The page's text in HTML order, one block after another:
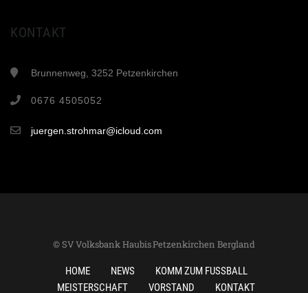
KONTAKT
Brunnenweg, 3252 Petzenkirchen
0676 4505052
juergen.strohmar@icloud.com
© SV Volksbank Haubis Petzenkirchen Bergland
HOME NEWS
KOMM ZUM FUSSBALL
MEISTERSCHAFT
VORSTAND KONTAKT